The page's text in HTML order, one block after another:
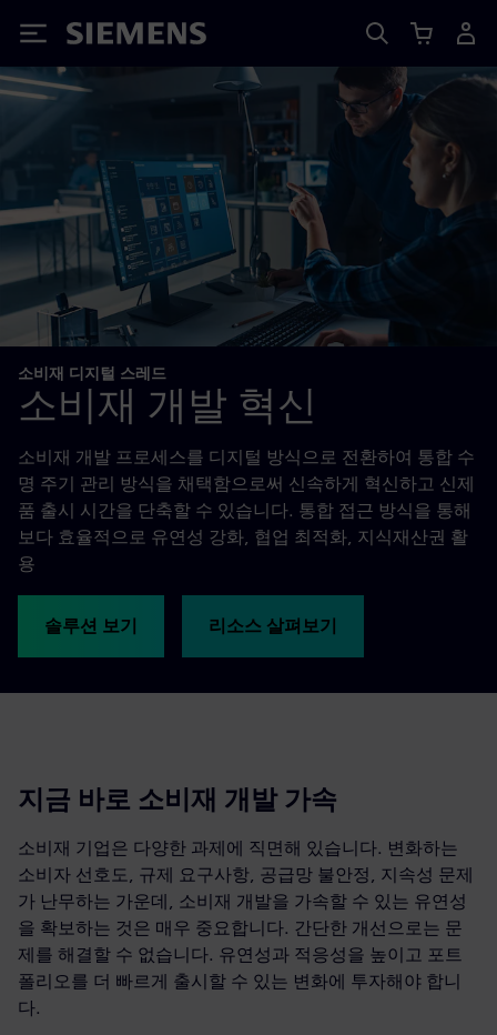
Siemens
소비재 디지털 스레드
소비재 개발 혁신
소비재 개발 프로세스를 디지털 방식으로 전환하여 통합 수
명 주기 관리 방식을 채택함으로써 신속하게 혁신하고 신제
품 출시 시간을 단축할 수 있습니다. 통합 접근 방식을 통해
보다 효율적으로 유연성 강화, 협업 최적화, 지식재산권 활
용
솔루션 보기 리소스 살펴보기
지금 바로 소비재 개발 가속
소비재 기업은 다양한 과제에 직면해 있습니다. 변화하는
소비자 선호도, 규제 요구사항, 공급망 불안정, 지속성 문제
가 난무하는 가운데, 소비재 개발을 가속할 수 있는 유연성
을 확보하는 것은 매우 중요합니다. 간단한 개선으로는 문
제를 해결할 수 없습니다. 유연성과 적응성을 높이고 포트
폴리오를 더 빠르게 출시할 수 있는 변화에 투자해야 합니
다.